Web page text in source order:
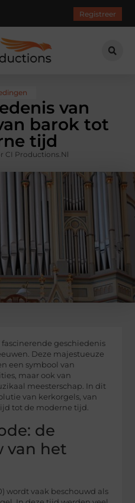
Registreer
van
barok tot
tijd
CI Productions.nl
geschiedenis
Deze majestueuze
een symbool van
maar ook van
meesterschap. In dit
van kerkorgels, van
tot de moderne tijd.
de
van het
wordt vaak beschouwd als